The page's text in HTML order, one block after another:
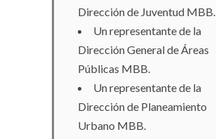
Dirección de Juventud MBB.
Un representante de la
Dirección General de Áreas
Públicas MBB.
Un representante de la
Dirección de Planeamiento
Urbano MBB.